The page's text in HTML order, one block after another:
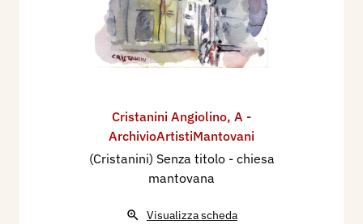
Cristanini Angiolino, A -
ArchivioArtistiMantovani
(Cristanini) Senza titolo - chiesa
mantovana
Visualizza scheda